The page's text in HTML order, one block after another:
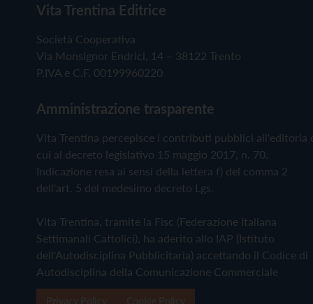
Vita Trentina Editrice
Società Cooperativa
Via Monsignor Endrici, 14 – 38122 Trento
P.IVA e C.F. 00199960220
Amministrazione trasparente
Vita Trentina percepisce i contributi pubblici all'editoria
cui al decreto legislativo 15 maggio 2017, n. 70.
Indicazione resa ai sensi della lettera f) del comma 2
dell'art. 5 del medesimo decreto Lgs.
Vita Trentina, tramite la Fisc (Federazione Italiana
Settimanali Cattolici), ha aderito allo IAP (Istituto
dell'Autodisciplina Pubblicitaria) accettando il Codice di
Autodisciplina della Comunicazione Commerciale